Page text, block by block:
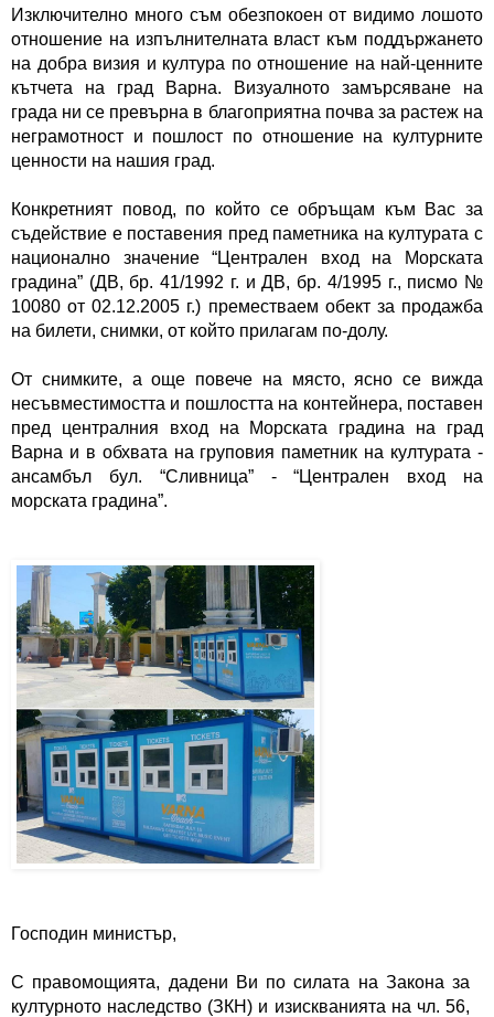
Изключително много съм обезпокоен от видимо лошото
отношение на изпълнителната власт към поддържането
на добра визия и култура по отношение на най-ценните
кътчета на град Варна. Визуалното замърсяване на
града ни се превърна в благоприятна почва за растеж на
неграмотност и пошлост по отношение на културните
ценности на нашия град.
Конкретният повод, по който се обръщам към Вас за
съдействие е поставения пред паметника на културата с
национално значение “Централен вход на Морската
градина” (ДВ, бр. 41/1992 г. и ДВ, бр. 4/1995 г., писмо №
10080 от 02.12.2005 г.) преместваем обект за продажба
на билети, снимки, от който прилагам по-долу.
От снимките, а още повече на място, ясно се вижда
несъвместимостта и пошлостта на контейнера, поставен
пред централния вход на Морската градина на град
Варна и в обхвата на груповия паметник на културата -
ансамбъл бул. “Сливница” - “Централен вход на
морската градина”.
Господин министър,
С правомощията, дадени Ви по силата на Закона за
културното наследство (ЗКН) и изискванията на чл. 56,